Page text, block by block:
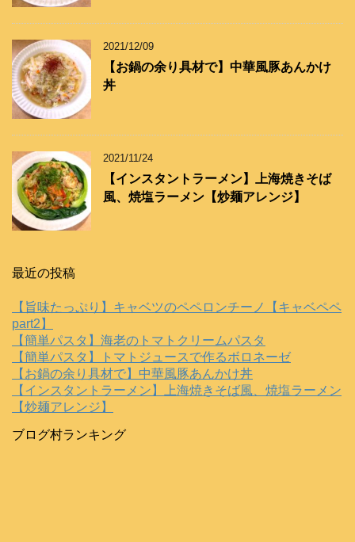
2021/12/09
【お鍋の余り具材で】中華風豚あんかけ
丼
2021/11/24
【インスタントラーメン】上海焼きそば
風、焼塩ラーメン【炒麺アレンジ】
最近の投稿
【旨味たっぷり】キャベツのペペロンチーノ【キャベペペ
part2】
【簡単パスタ】海老のトマトクリームパスタ
【簡単パスタ】トマトジュースで作るボロネーゼ
【お鍋の余り具材で】中華風豚あんかけ丼
【インスタントラーメン】上海焼きそば風、焼塩ラーメン
【炒麺アレンジ】
ブログ村ランキング